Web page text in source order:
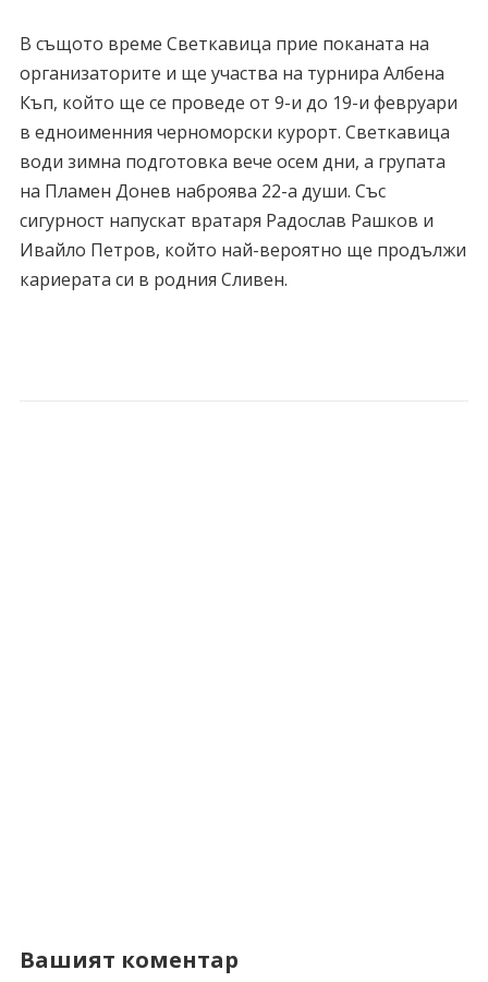
В същото време Светкавица прие поканата на
организаторите и ще участва на турнира Албена
Къп, който ще се проведе от 9-и до 19-и февруари
в едноименния черноморски курорт. Светкавица
води зимна подготовка вече осем дни, а групата
на Пламен Донев наброява 22-а души. Със
сигурност напускат вратаря Радослав Рашков и
Ивайло Петров, който най-вероятно ще продължи
кариерата си в родния Сливен.
Вашият коментар